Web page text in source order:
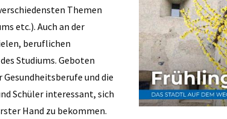
Themen
etc.). Auch an der
beruflichen
Studiums. Geboten
und die
Schüler interessant, sich
Hand zu bekommen.